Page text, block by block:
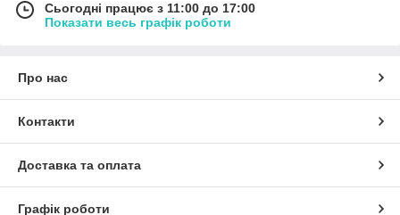
Сьогодні працює з 11:00 до 17:00
Показати весь графік роботи
Про нас
Контакти
Доставка та оплата
Графік роботи